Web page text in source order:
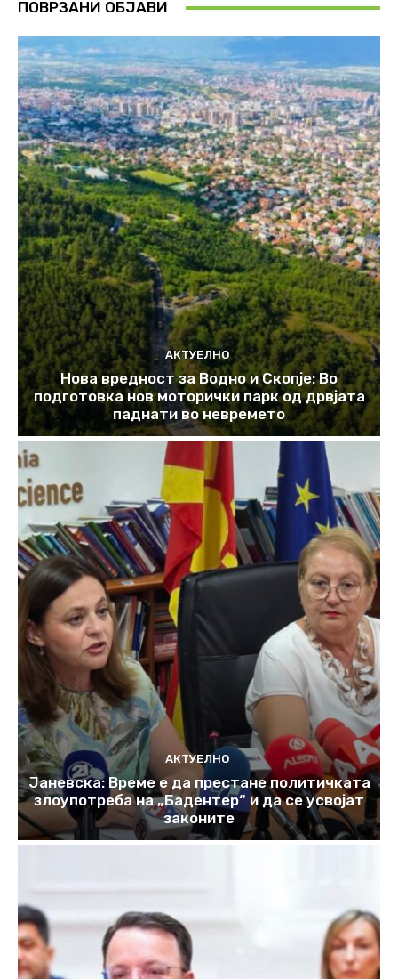
ПОВРЗАНИ ОБЈАВИ
АКТУЕЛНО
Нова вредност за Водно и Скопје: Во
подготовка нов моторички парк од дрвјата
паднати во невремето
АКТУЕЛНО
Јаневска: Време е да престане политичката
злоупотреба на „Бадентер“ и да се усвојат
законите